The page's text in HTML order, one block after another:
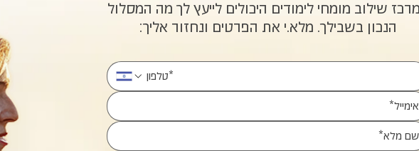
שילוב מומחי לימודים היכולים לייעץ לך מה המסלול
הנכון בשבילך. מלא.י את הפרטים ונחזור אליך: